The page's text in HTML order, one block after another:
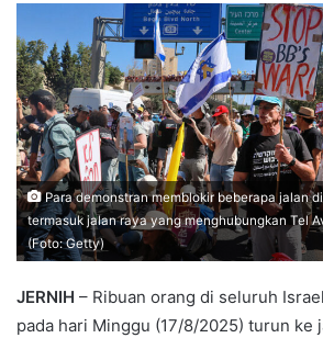
email
Para demonstran memblokir beberapa jalan
termasuk jalan raya yang menghubungkan Tel
(Foto: Getty)
JERNIH – Ribuan orang di seluruh
pada hari Minggu (17/8/2025) turun ke